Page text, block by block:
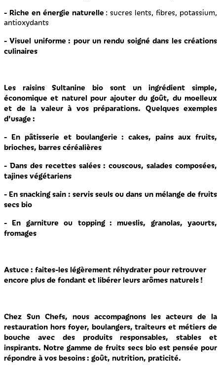
- Riche en énergie naturelle : sucres lents, fibres, potassium,
antioxydants
- Visuel uniforme : pour un rendu soigné dans les créations
culinaires
Les raisins Sultanine bio sont un ingrédient simple,
économique et naturel pour ajouter du goût, du moelleux
et de la valeurà vos préparations. Quelques exemples
d'usage :
- En pâtisserie et boulangerie : cakes, pains aux fruits,
brioches, barres céréalières
- Dans des recettes salées : couscous, salades composées,
tajines végétariens
- En snacking sain: servis seuls ou dans un mélange de fruits
secs bio
- En garniture ou topping: mueslis, granolas, yaourts,
fromages
Astuce : faites-les légèrement réhydrater pour retrouver
encore plus de fondant et libérer leurs arômes naturels !
Chez Sun Chefs, nous accompagnons les acteurs de la
restauration hors foyer, boulangers, traiteurs et métiers de
bouche avec des produits responsables, stables et
inspirants. Notre gamme defruits secs bioest pensée pour
répondre à vos besoins : goût, nutrition, praticité.